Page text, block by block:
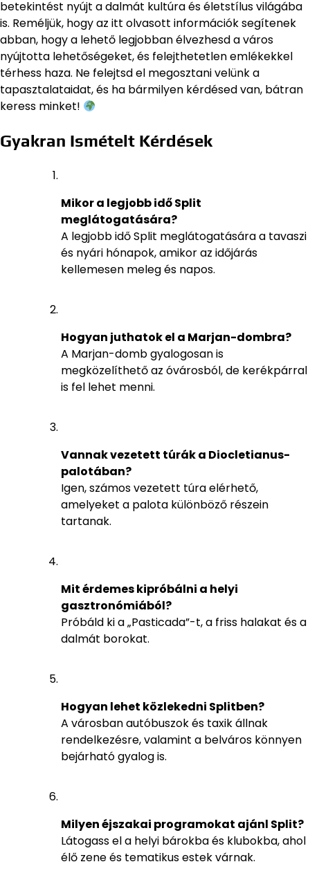
betekintést nyújt a dalmát kultúra és életstílus világába
is. Reméljük, hogy az itt olvasott információk segítenek
abban, hogy a lehető legjobban élvezhesd a város
nyújtotta lehetőségeket, és felejthetetlen emlékekkel
térhess haza. Ne felejtsd el megosztani velünk a
tapasztalataidat, és ha bármilyen kérdésed van, bátran
keress minket!
Gyakran Ismételt Kérdések
Mikor a legjobb idő Split
meglátogatására?
A legjobb idő Split meglátogatására a tavaszi
és nyári hónapok, amikor az időjárás
kellemesen meleg és napos.
Hogyan juthatok el a Marjan-dombra?
A Marjan-domb gyalogosan is
megközelíthető az óvárosból, de kerékpárral
is fel lehet menni.
Vannak vezetett túrák a Diocletianus-
palotában?
Igen, számos vezetett túra elérhető,
amelyeket a palota különböző részein
tartanak.
Mit érdemes kipróbálni a helyi
gasztronómiából?
Próbáld ki a „Pasticada”-t, a friss halakat és a
dalmát borokat.
Hogyan lehet közlekedni Splitben?
A városban autóbuszok és taxik állnak
rendelkezésre, valamint a belváros könnyen
bejárható gyalog is.
Milyen éjszakai programokat ajánl Split?
Látogass el a helyi bárokba és klubokba, ahol
élő zene és tematikus estek várnak.